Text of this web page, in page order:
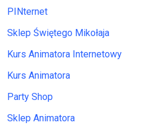
PINternet
Sklep Świętego Mikołaja
Kurs Animatora Internetowy
Kurs Animatora
Party Shop
Sklep Animatora